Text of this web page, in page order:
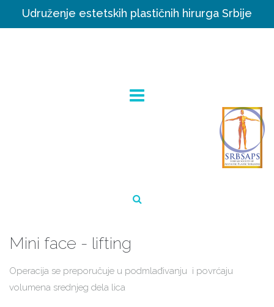
Udruženje estetskih plastičnih hirurga Srbije
Mini face - lifting
Operacija se preporučuje u podmlađivanju i povrćaju
volumena srednjeg dela lica